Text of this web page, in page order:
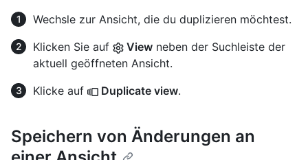
Wechsle zur Ansicht, die du duplizieren möchtest.
Klicken Sie auf
View neben der Suchleiste der
aktuell geöffneten Ansicht.
Klicke auf
Duplicate view.
Speichern von Änderungen an